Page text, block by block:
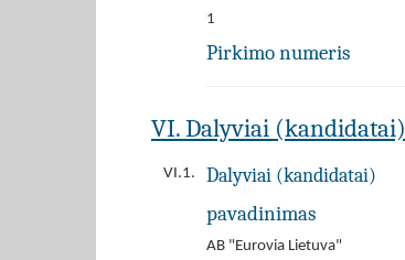
1
Pirkimo numeris
VI. Dalyviai (kandidatai)
VI.1. Dalyviai (kandidatai)
pavadinimas
AB "Eurovia Lietuva"